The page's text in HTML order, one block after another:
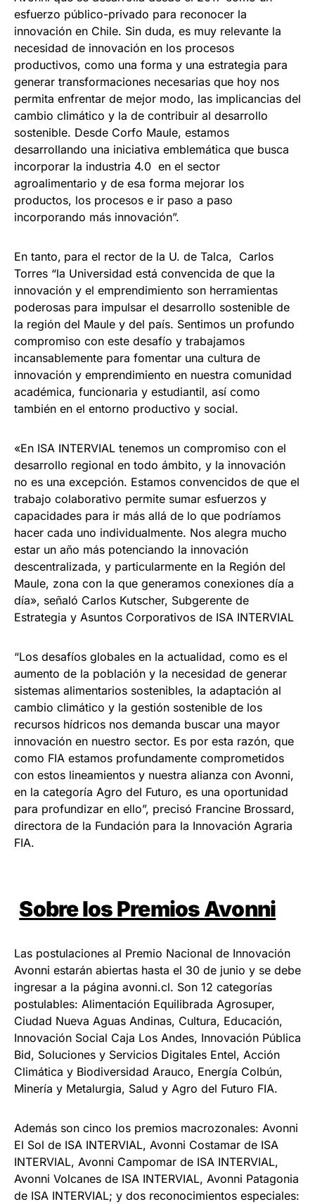
esfuerzo público-privado para reconocer la
innovación en Chile. Sin duda, es muy relevante la
necesidad de innovación en los procesos
productivos, como una forma y una estrategia para
generar transformaciones necesarias que hoy nos
permita enfrentar de mejor modo, las implicancias del
cambio climático y la de contribuir al desarrollo
sostenible. Desde Corfo Maule, estamos
desarrollando una iniciativa emblemática que busca
incorporar la industria 4.0 en el sector
agroalimentario y de esa forma mejorar los
productos, los procesos e ir paso a paso
incorporando más innovación”.
En tanto, para el rector de la U. de Talca, Carlos
Torres “la Universidad está convencida de que la
innovación y el emprendimiento son herramientas
poderosas para impulsar el desarrollo sostenible de
la región del Maule y del país. Sentimos un profundo
compromiso con este desafío y trabajamos
incansablemente para fomentar una cultura de
innovación y emprendimiento en nuestra comunidad
académica, funcionaria y estudiantil, así como
también en el entorno productivo y social.
«En ISA INTERVIAL tenemos un compromiso con el
desarrollo regional en todo ámbito, y la innovación
no es una excepción. Estamos convencidos de que el
trabajo colaborativo permite sumar esfuerzos y
capacidades para ir más allá de lo que podríamos
hacer cada uno individualmente. Nos alegra mucho
estar un año más potenciando la innovación
descentralizada, y particularmente en la Región del
Maule, zona con la que generamos conexiones día a
día», señaló Carlos Kutscher, Subgerente de
Estrategia y Asuntos Corporativos de ISA INTERVIAL
“Los desafíos globales en la actualidad, como es el
aumento de la población y la necesidad de generar
sistemas alimentarios sostenibles, la adaptación al
cambio climático y la gestión sostenible de los
recursos hídricos nos demanda buscar una mayor
innovación en nuestro sector. Es por esta razón, que
como FIA estamos profundamente comprometidos
con estos lineamientos y nuestra alianza con Avonni,
en la categoría Agro del Futuro, es una oportunidad
para profundizar en ello”, precisó Francine Brossard,
directora de la Fundación para la Innovación Agraria
FIA.
Sobre los Premios Avonni
Las postulaciones al Premio Nacional de Innovación
Avonni estarán abiertas hasta el 30 de junio y se debe
ingresar a la página avonni.cl. Son 12 categorías
postulables: Alimentación Equilibrada Agrosuper,
Ciudad Nueva Aguas Andinas, Cultura, Educación,
Innovación Social Caja Los Andes, Innovación Pública
Bid, Soluciones y Servicios Digitales Entel, Acción
Climática y Biodiversidad Arauco, Energía Colbún,
Minería y Metalurgia, Salud y Agro del Futuro FIA.
Además son cinco los premios macrozonales: Avonni
El Sol de ISA INTERVIAL, Avonni Costamar de ISA
INTERVIAL, Avonni Campomar de ISA INTERVIAL,
Avonni Volcanes de ISA INTERVIAL, Avonni Patagonia
de ISA INTERVIAL; y dos reconocimientos especiales: